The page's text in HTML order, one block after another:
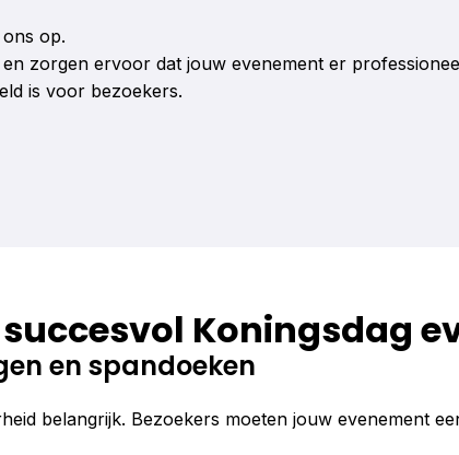
op.
zorgen ervoor dat jouw evenement er
is voor bezoekers.
Koningsdag
en spandoeken
belangrijk. Bezoekers moeten jouw evenement